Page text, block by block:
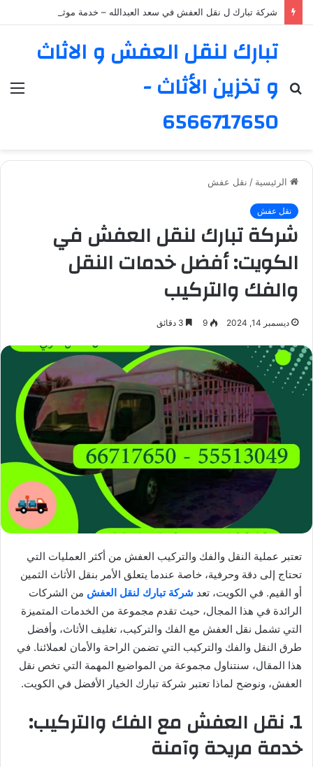
تبارك لنقل العفش و الاثاث
و تخزين الأثاث -
6566717650
بحث
الرئيسية / نقل عفش
نقل عفش
شركة تبارك لنقل العفش في
الكويت: أفضل خدمات النقل
والفك والتركيب
ديسمبر 14, 2024 9
تعتبر عملية النقل والفك والتركيب العفش من أكثر العمليات التي
تحتاج إلى دقة وحرفية، خاصة عندما يتعلق الأمر بنقل الأثاث الثمين
أو القيم. في الكويت، تعد شركة تبارك لنقل العفش من الشركات
الرائدة في هذا المجال، حيث تقدم مجموعة من الخدمات المتميزة
التي تشمل نقل العفش مع الفك والتركيب، تغليف الأثاث، وأفضل
طرق النقل والفك والتركيب التي تضمن الراحة والأمان لعملائنا. في
هذا المقال، سنتناول مجموعة من المواضيع المهمة التي تخص نقل
العفش، ونوضح لماذا تعتبر شركة تبارك الخيار الأفضل في الكويت.
1. نقل العفش مع الفك والتركيب:
خدمة مريحة وآمنة